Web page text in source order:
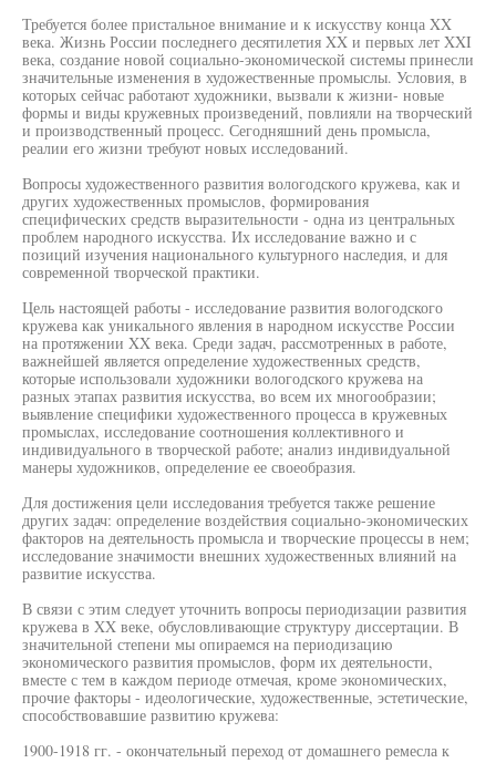
Требуется более пристальное внимание и к искусству конца XX
века. Жизнь России последнего десятилетия XX и первых лет XXI
века, создание новой социально-экономической системы принесли
значительные изменения в художественные промыслы. Условия, в
которых сейчас работают художники, вызвали к жизни- новые
формы и виды кружевных произведений, повлияли на творческий
и производственный процесс. Сегодняшний день промысла,
реалии его жизни требуют новых исследований.
Вопросы художественного развития вологодского кружева, как и
других художественных промыслов, формирования
специфических средств выразительности - одна из центральных
проблем народного искусства. Их исследование важно и с
позиций изучения национального культурного наследия, и для
современной творческой практики.
Цель настоящей работы - исследование развития вологодского
кружева как уникального явления в народном искусстве России
на протяжении XX века. Среди задач, рассмотренных в работе,
важнейшей является определение художественных средств,
которые использовали художники вологодского кружева на
разных этапах развития искусства, во всем их многообразии;
выявление специфики художественного процесса в кружевных
промыслах, исследование соотношения коллективного и
индивидуального в творческой работе; анализ индивидуальной
манеры художников, определение ее своеобразия.
Для достижения цели исследования требуется также решение
других задач: определение воздействия социально-экономических
факторов на деятельность промысла и творческие процессы в нем;
исследование значимости внешних художественных влияний на
развитие искусства.
В связи с этим следует уточнить вопросы периодизации развития
кружева в XX веке, обусловливающие структуру диссертации. В
значительной степени мы опираемся на периодизацию
экономического развития промыслов, форм их деятельности,
вместе с тем в каждом периоде отмечая, кроме экономических,
прочие факторы - идеологические, художественные, эстетические,
способствовавшие развитию кружева:
1900-1918 гг. - окончательный переход от домашнего ремесла к